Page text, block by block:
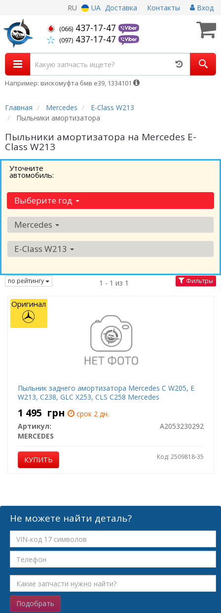
RU UA Доставка Контакты Вход
(066) 437-17-47
(097) 437-17-47
Например: вискомуфта бмв е39, 1334101
Главная Mercedes
E-Class W213
Пыльники амортизатора
Пыльники амортизатора на Mercedes E-
Class W213
Уточните
автомобиль:
Выберите год
Mercedes
E-Class W213
по рейтингу 1 - 1 из 1 Фильтры
Пыльник заднего амортизатора Mercedes C W205, E
W213, C238, GLC X253, CLS C258 Mercedes
1 495 грн
срок 2 дн.
Артикул:
A2053230292
MERCEDES
КУПИТЬ Код: 2509818-35
Оригинал
Не можете найти деталь?
Подобрать